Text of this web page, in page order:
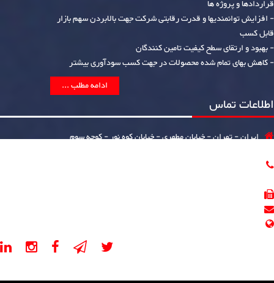
قراردادها و پروژه ها
- افزایش توانمندیها و قدرت رقابتی شرکت جهت بالابردن سهم بازار
قابل کسب
- بهبود و ارتقای سطح کیفیت تامین کنندگان
- کاهش بهای تمام شده محصولات در جهت کسب سودآوری بیشتر
ادامه مطلب ...
اطلاعات تماس
ایران - تهران - خیابان مطهری - خیابان کوه نور - کوچه سوم